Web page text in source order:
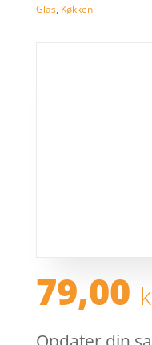
Glas, Køkken
79,00